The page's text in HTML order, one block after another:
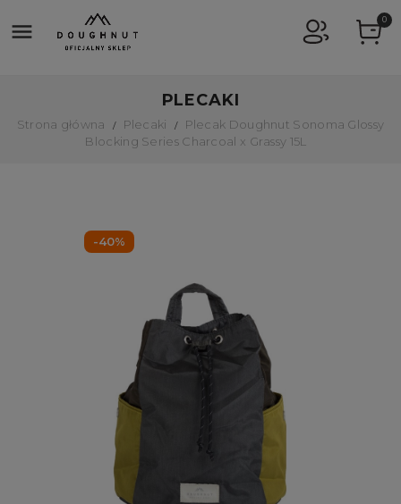
 0
PLECAKI
Strona główna Plecaki
Plecak Doughnut Sonoma Glossy
Blocking Series Charcoal x Grassy 15L
-40%